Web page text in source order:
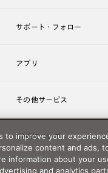
サポート・フォロー
アプリ
その他サービス
JINSについて
to improve your
content and ads,
information about your
and analytics